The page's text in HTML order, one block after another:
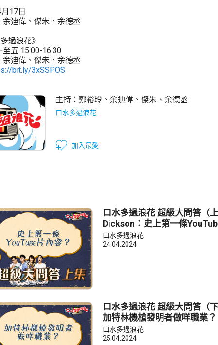
17日
迪偉、傑朱、余德丞
過浪花》
五 15:00-16:30
迪偉、傑朱、余德丞
bit.ly/3xSSPOS
主持： 鄭裕玲 、 余迪偉 、 傑朱 、 余德丞
口水多過浪花
加入最愛
口水多過浪花 超級大問答（上
Dickson：史上第一條
口水多過浪花
24.04.2024
口水多過浪花 超級大問答（
加特林機槍發明者做咩職業？
口水多過浪花
25.04.2024